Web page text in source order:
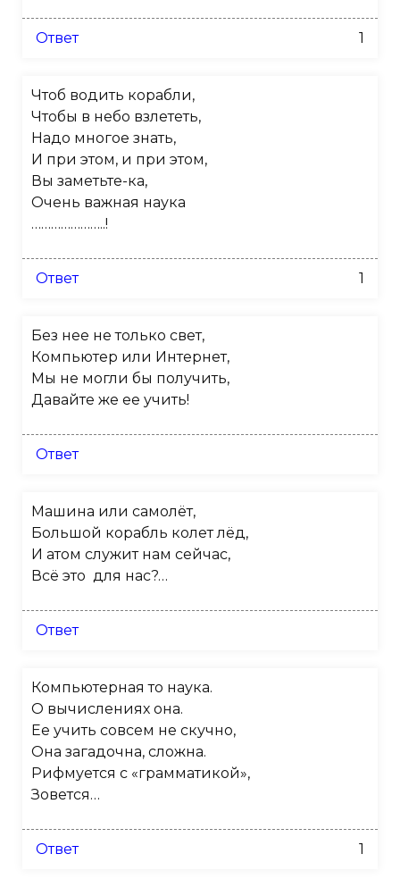
Ответ 1
Чтоб водить корабли,
Чтобы в небо взлететь,
Надо многое знать,
И при этом, и при этом,
Вы заметьте-ка,
Очень важная наука
…………………..!
Ответ 1
Без нее не только свет,
Компьютер или Интернет,
Мы не могли бы получить,
Давайте же ее учить!
Ответ
Машина или самолёт,
Большой корабль колет лёд,
И атом служит нам сейчас,
Всё это для нас?…
Ответ
Компьютерная то наука.
О вычислениях она.
Ее учить совсем не скучно,
Она загадочна, сложна.
Рифмуется с «грамматикой»,
Зовется…
Ответ 1